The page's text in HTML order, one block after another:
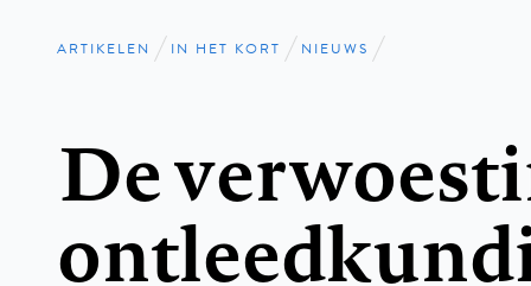
Kruimelpad
ARTIKELEN IN HET KORT NIEUWS
De